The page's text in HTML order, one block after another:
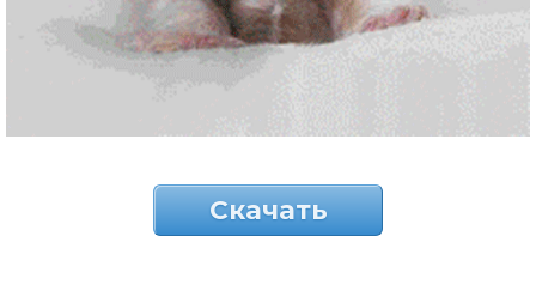
Скачать